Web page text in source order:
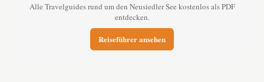
Alle Travelguides rund um den Neusiedler See kostenlos als PDF
entdecken.
Reiseführer ansehen